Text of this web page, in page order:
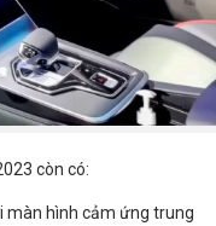
còn có:
màn hình cảm ứng trung